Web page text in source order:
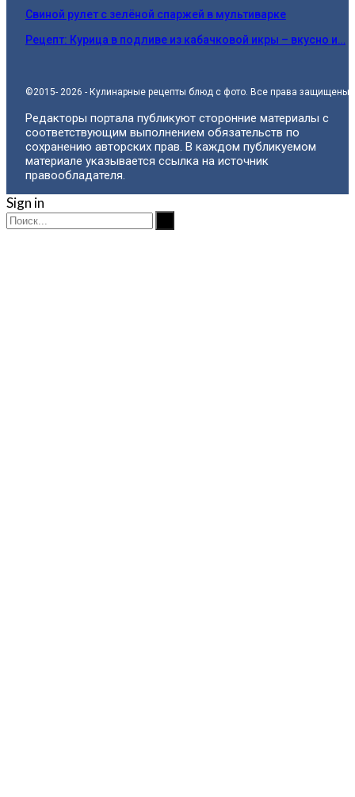
Свиной рулет с зелёной спаржей в мультиварке
Рецепт: Курица в подливе из кабачковой икры – вкусно и…
©2015- 2026 - Кулинарные рецепты блюд с фото. Все права защищены.
Редакторы портала публикуют сторонние материалы с
соответствующим выполнением обязательств по
сохранению авторских прав. В каждом публикуемом
материале указывается ссылка на источник
правообладателя.
Sign in